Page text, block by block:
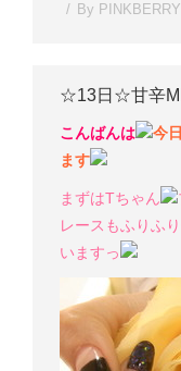
By PINKBERRY
☆13日☆甘辛
こんばんは
今
ます
まずはTちゃん
レースもふりふ
いますっ